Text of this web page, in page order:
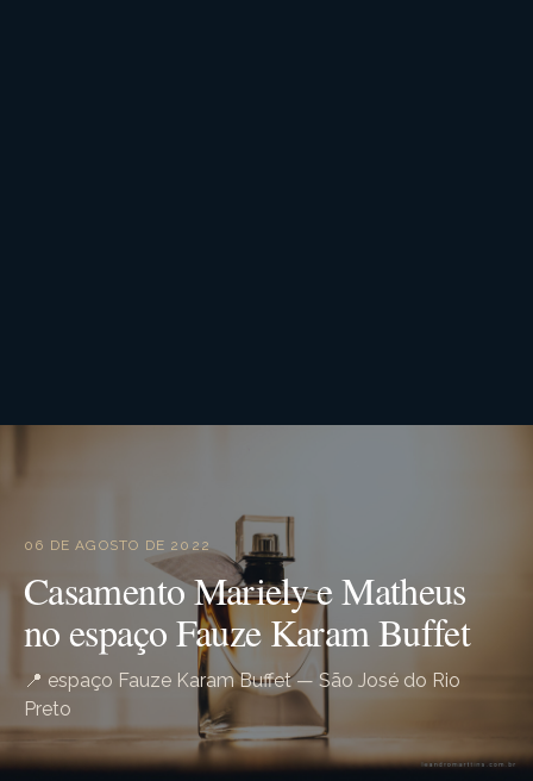
06 DE AGOSTO DE 2022
Casamento Mariely e Matheus
no espaço Fauze Karam Buffet
📍 espaço Fauze Karam Buffet — São José do Rio
Preto